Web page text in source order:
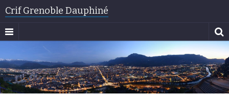
Crif Grenoble Dauphiné